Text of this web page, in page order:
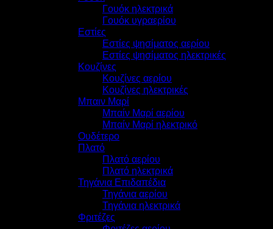
Γουόκ ηλεκτρικά
Γουόκ υγραερίου
Εστίες
Εστίες ψησίματος αερίου
Εστίες ψησίματος ηλεκτρικές
Κουζίνες
Κουζίνες αερίου
Κουζίνες ηλεκτρικές
Μπαιν Μαρί
Μπαίν Μαρί αερίου
Μπαίν Μαρί ηλεκτρικό
Ουδέτερο
Πλατό
Πλατό αερίου
Πλατό ηλεκτρικά
Τηγάνια Επιδαπέδια
Τηγάνια αερίου
Τηγάνια ηλεκτρικά
Φριτέζες